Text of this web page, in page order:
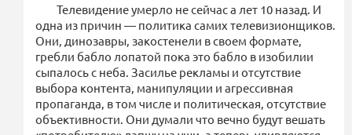
Телевидение умерло не сейчас а лет 10 назад. И
одна из причин — политика самих телевизионщиков.
Они, динозавры, закостенели в своем формате,
гребли бабло лопатой пока это бабло в изобилии
сыпалось с неба. Засилье рекламы и отсутствие
выбора контента, манипуляции и агрессивная
пропаганда, в том числе и политическая, отсутствие
объективности. Они думали что вечно будут вешать